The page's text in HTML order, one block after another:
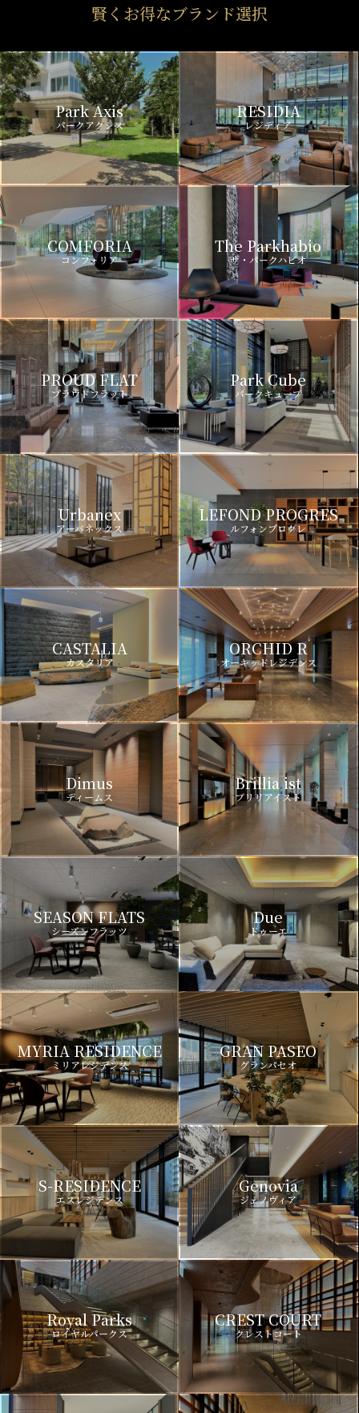
賢くお得なブランド選択
Park Axis
パークアクシス
RESIDIA
レジディア
COMFORIA
コンフォリア
The Parkhabio
ザ・パークハビオ
PROUD FLAT
プラウドフラット
Park Cube
パークキューブ
Urbanex
アーバネックス
LEFOND PROGRES
ルフォンプログレ
CASTALIA
カスタリア
ORCHID R
オーキッドレジデンス
Dimus
ディームス
Brillia ist
ブリリアイスト
SEASON FLATS
シーズンフラッツ
Due
ドゥーエ
MYRIA RESIDENCE
ミリアレジデンス
GRAN PASEO
グランパセオ
S-RESIDENCE
エスレジデンス
Genovia
ジェノヴィア
Royal Parks
ロイヤルパークス
CREST COURT
クレストコート